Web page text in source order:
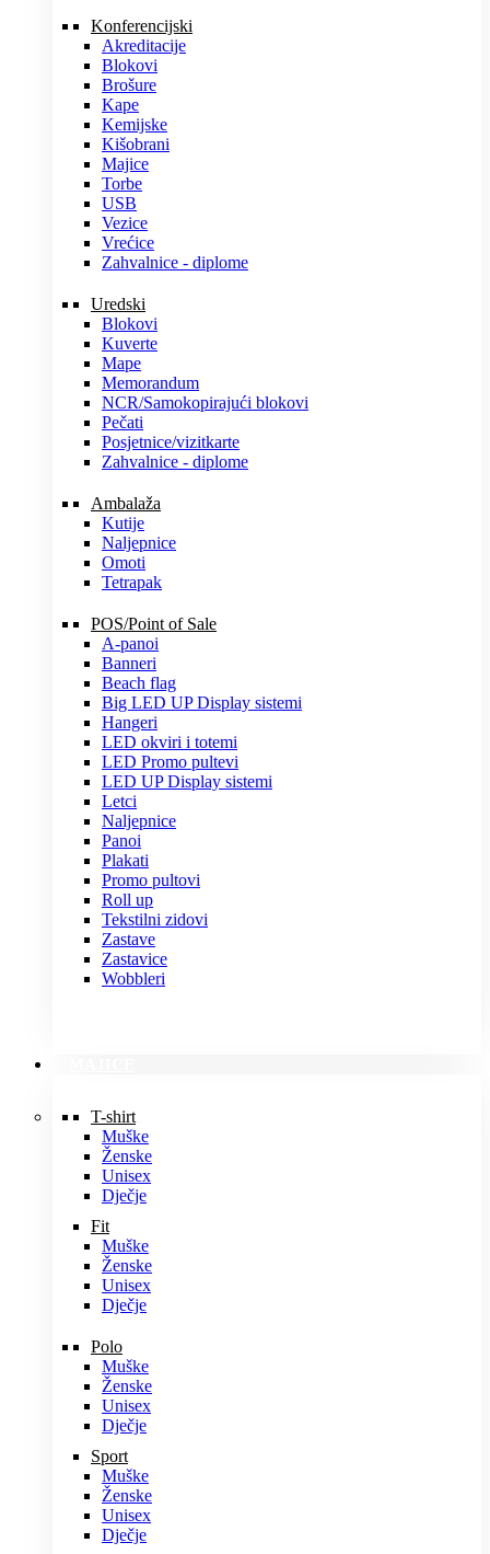
Konferencijski
Akreditacije
Blokovi
Brošure
Kape
Kemijske
Kišobrani
Majice
Torbe
USB
Vezice
Vrećice
Zahvalnice - diplome
Uredski
Blokovi
Kuverte
Mape
Memorandum
NCR/Samokopirajući blokovi
Pečati
Posjetnice/vizitkarte
Zahvalnice - diplome
Ambalaža
Kutije
Naljepnice
Omoti
Tetrapak
POS/Point of Sale
A-panoi
Banneri
Beach flag
Big LED UP Display sistemi
Hangeri
LED okviri i totemi
LED Promo pultevi
LED UP Display sistemi
Letci
Naljepnice
Panoi
Plakati
Promo pultovi
Roll up
Tekstilni zidovi
Zastave
Zastavice
Wobbleri
T-shirt
Muške
Ženske
Unisex
Dječje
Fit
Muške
Ženske
Unisex
Dječje
Polo
Muške
Ženske
Unisex
Dječje
Sport
Muške
Ženske
Unisex
Dječje